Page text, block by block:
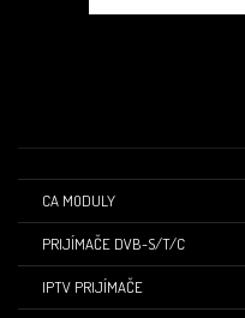
CA MODULY
PRIJÍMAČE DVB-S/T/C
IPTV PRIJÍMAČE